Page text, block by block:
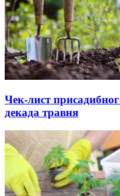
Чек-лист
декада травня